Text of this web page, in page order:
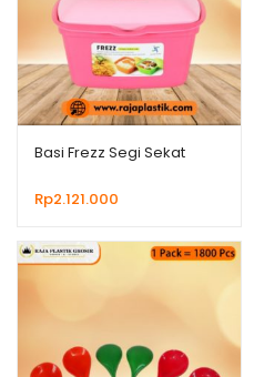
Basi Frezz Segi Sekat
Rp2.121.000